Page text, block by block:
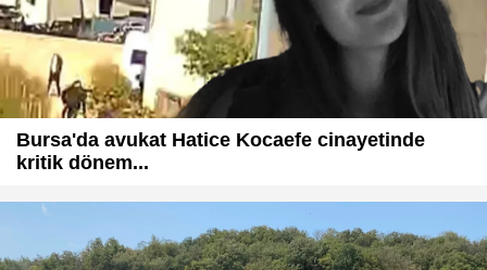
Bursa'da avukat Hatice Kocaefe cinayetinde
kritik dönem...